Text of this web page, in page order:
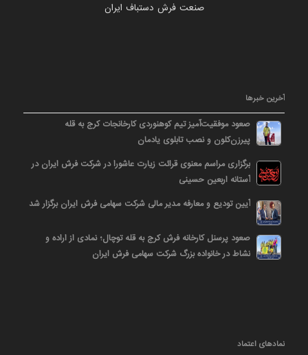
صنعت فرش دستباف ایران
آخرین خبرها
صعود موفقیت‌آمیز تیم کوهنوردی کارخانجات کرج به قله
پیرزن‌کلون و نصب تابلوی یادمان
برگزاری مراسم معنوی قرائت زیارت عاشورا در شرکت فرش ایران در
آستانه اربعین حسینی
آیین تودیع و معارفه مدیر مالی شرکت سهامی فرش ایران برگزار شد
صعود پرسنل کارخانه فرش کرج به قله توچال؛ نمادی از اراده و
نشاط در خانواده بزرگ شرکت سهامی فرش ایران
نمادهای اعتماد